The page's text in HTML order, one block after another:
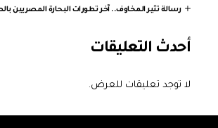
رسالة تثير المخاوف.. آخر تطورات البحارة المصريين
أحدث التعليقات
لا توجد تعليقات للعرض.